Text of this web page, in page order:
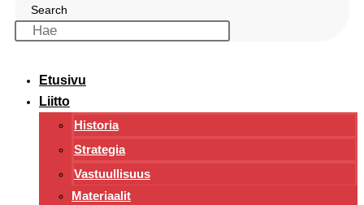
Search
Etusivu
Liitto
Historia
Strategia
Vastuullisuus
Materiaalit